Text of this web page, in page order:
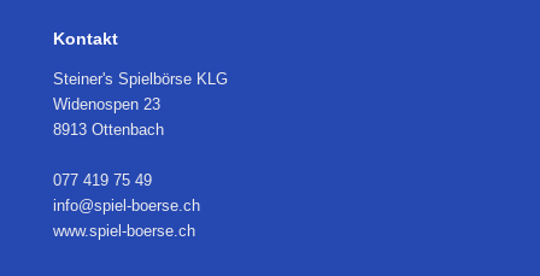
Kontakt
Steiner's Spielbörse KLG
Widenospen 23
8913 Ottenbach
077 419 75 49
info@spiel-boerse.ch
www.spiel-boerse.ch